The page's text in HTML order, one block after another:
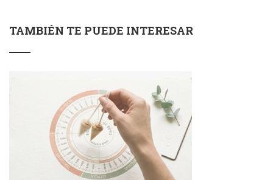
TAMBIÉN TE PUEDE INTERESAR